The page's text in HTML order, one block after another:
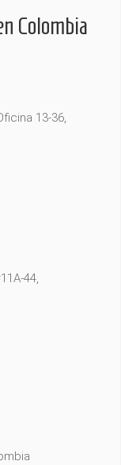
Colombia
13-36,
44,